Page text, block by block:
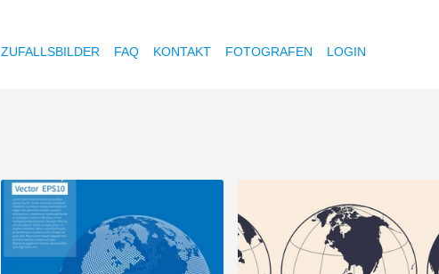
ZUFALLSBILDER FAQ KONTAKT FOTOGRAFEN LOGIN